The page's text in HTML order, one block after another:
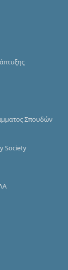
Σπουδών
Society